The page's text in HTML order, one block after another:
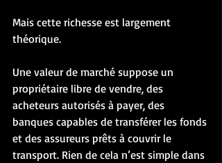
Mais cette richesse est largement
théorique.
Une valeur de marché suppose un
propriétaire libre de vendre, des
acheteurs autorisés à payer, des
banques capables de transférer les fonds
et des assureurs prêts à couvrir le
transport. Rien de cela n’est simple dans